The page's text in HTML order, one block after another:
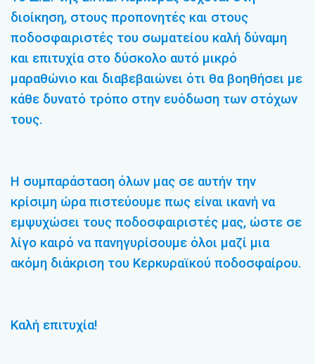
διοίκηση, στους προπονητές και στους
ποδοσφαιριστές του σωματείου καλή δύναμη
και επιτυχία στο δύσκολο αυτό μικρό
μαραθώνιο και διαβεβαιώνει ότι θα βοηθήσει με
κάθε δυνατό τρόπο στην ευόδωση των στόχων
τους.
Η συμπαράσταση όλων μας σε αυτήν την
κρίσιμη ώρα πιστεύουμε πως είναι ικανή να
εμψυχώσει τους ποδοσφαιριστές μας, ώστε σε
λίγο καιρό να πανηγυρίσουμε όλοι μαζί μια
ακόμη διάκριση του Κερκυραϊκού ποδοσφαίρου.
Καλή επιτυχία!